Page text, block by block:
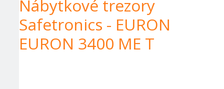
Nábytkové trezory
Safetronics - EURON
EURON 3400 ME T